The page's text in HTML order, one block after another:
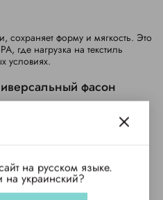
сохраняет форму и мягкость. Это
где нагрузка на текстиль
условиях.
фасон
и мужчинам. Продуманный
и опрятный внешний вид.
под стиль вашего бизнеса:
на русском языке.
на украинский?